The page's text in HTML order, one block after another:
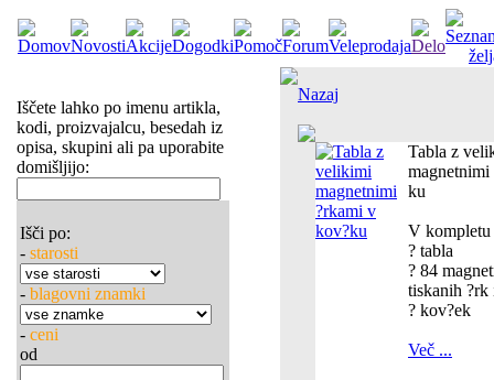
Iščete lahko po imenu artikla,
kodi, proizvajalcu, besedah iz
opisa, skupini ali pa uporabite
domišljijo:
Išči po:
- starosti
- blagovni znamki
- ceni
od
Nazaj
Tabla z
ku
V kompletu
? tabla
? 84
tiskanih ?rk
? kov?ek
Več ...